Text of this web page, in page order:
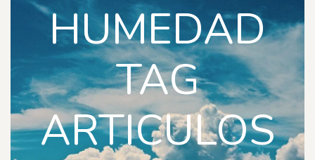
HUMEDAD
TAG
ARTICULOS